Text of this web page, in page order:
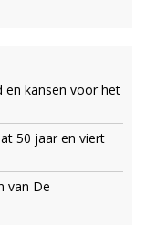
en kansen voor het
50 jaar en viert
van De